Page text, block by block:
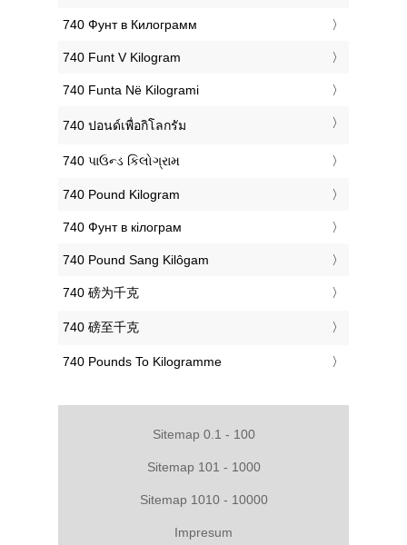
‎740 Фунт в Килограмм
‎740 Funt V Kilogram
‎740 Funta Në Kilogrami
‎740 ปอนด์เพื่อกิโลกรัม
‎740 પાઉન્ડ કિલોગ્રામ
‎740 Pound Kilogram
‎740 Фунт в кілограм
‎740 Pound Sang Kilôgam
‎740 磅为千克
‎740 磅至千克
‎740 Pounds To Kilogramme
Sitemap 0.1 - 100
Sitemap 101 - 1000
Sitemap 1010 - 10000
Impresum